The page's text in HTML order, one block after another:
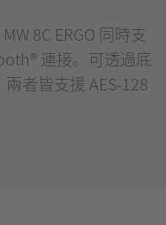
8C ERGO 同時支
連接。可透過底
者皆支援 AES-128